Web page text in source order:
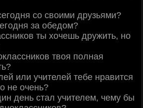
со своими друзьями?
за обедом?
ты хочешь дружить, но
твоя полная
или учителей тебе нравится
не очень?
день стал учителем, чему бы